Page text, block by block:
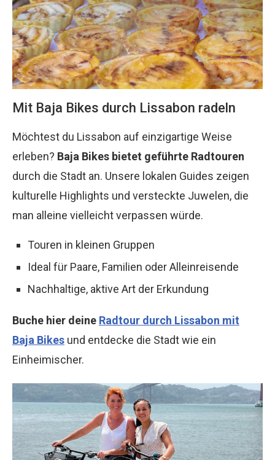
Mit Baja Bikes durch Lissabon radeln
Möchtest du Lissabon auf einzigartige Weise
erleben? Baja Bikes bietet geführte Radtouren
durch die Stadt an. Unsere lokalen Guides zeigen
kulturelle Highlights und versteckte Juwelen, die
man alleine vielleicht verpassen würde.
Touren in kleinen Gruppen
Ideal für Paare, Familien oder Alleinreisende
Nachhaltige, aktive Art der Erkundung
Buche hier deine Radtour durch Lissabon mit
Baja Bikes und entdecke die Stadt wie ein
Einheimischer.